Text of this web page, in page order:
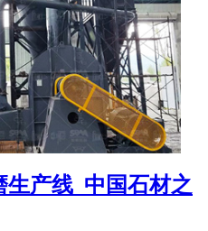
产线_中国石材之